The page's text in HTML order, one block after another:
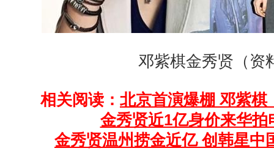
邓紫棋金秀贤（资
相关阅读： 北京首演爆棚 邓紫棋
金秀贤近1亿身价来华拍
金秀贤温州捞金近亿 创韩星中